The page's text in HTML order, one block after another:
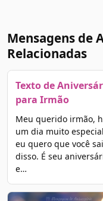
Mensagens de
Relacionadas
Texto de
para Irmão
Meu querido irmão,
um dia muito
eu quero que você
disso. É seu
e…